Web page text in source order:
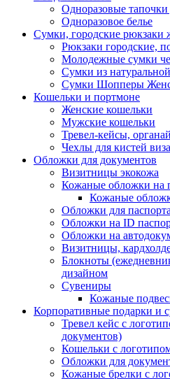
Одноразовые тапочки
Одноразовое белье
Сумки, городские рюкзаки
Рюкзаки городские,
Молодежные сумки
Сумки из
Сумки Шопперы
Кошельки и портмоне
Женские кошельки
Мужские кошельки
Тревел-кейсы,
Чехлы для кистей
Обложки для документов
Визитницы экокожа
Кожаные обложки на
Кожаные
Обложки для
Обложки на ID
Обложки на
Визитницы,
Блокноты
дизайном
Сувениры
Кожаные
Корпоративные подарки и
Тревел кейс с
документов)
Кошельки с
Обложки для
Кожаные брелки с